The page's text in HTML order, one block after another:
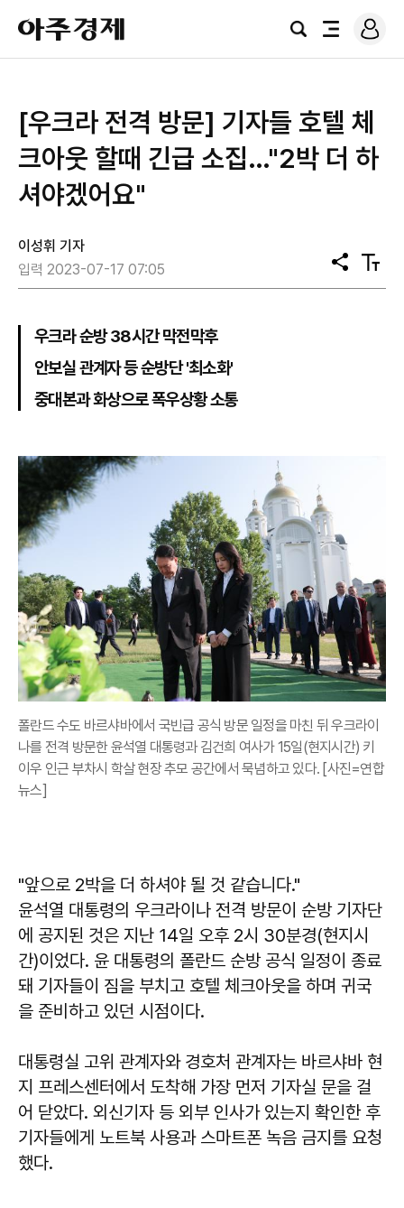
아
주
경
검
전
로
그
[우크라 전격 방문] 기자들 호텔 체
크아웃 할때 긴급 소집…"2박 더 하
셔야겠어요"
이성휘 기자
입력 2023-07-17 07:05
공
유
텍
스
우크라 순방 38시간 막전막후
안보실 관계자 등 순방단 '최소화'
중대본과 화상으로 폭우상황 소통
폴란드 수도 바르샤바에서 국빈급 공식 방문 일정을 마친 뒤 우크라이
나를 전격 방문한 윤석열 대통령과 김건희 여사가 15일(현지시간) 키
이우 인근 부차시 학살 현장 추모 공간에서 묵념하고 있다. [사진=연합
뉴스]
"앞으로 2박을 더 하셔야 될 것 같습니다."
윤석열 대통령의 우크라이나 전격 방문이 순방 기자단
에 공지된 것은 지난 14일 오후 2시 30분경(현지시
간)이었다. 윤 대통령의 폴란드 순방 공식 일정이 종료
돼 기자들이 짐을 부치고 호텔 체크아웃을 하며 귀국
을 준비하고 있던 시점이다.
대통령실 고위 관계자와 경호처 관계자는 바르샤바 현
지 프레스센터에서 도착해 가장 먼저 기자실 문을 걸
어 닫았다. 외신기자 등 외부 인사가 있는지 확인한 후
기자들에게 노트북 사용과 스마트폰 녹음 금지를 요청
했다.